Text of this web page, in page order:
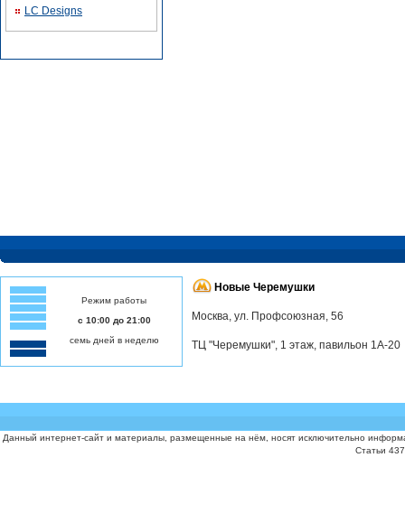
LC Designs
Режим работы
с 10:00 до 21:00
семь дней в неделю
Новые Черемушки
Москва, ул. Профсоюзная, 56
ТЦ "Черемушки", 1 этаж, павильон 1А-20
Данный интернет-сайт и материалы, размещенные на нём, носят исключительно
Статьи